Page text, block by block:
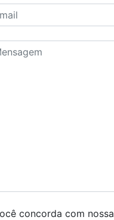
concorda com nossa